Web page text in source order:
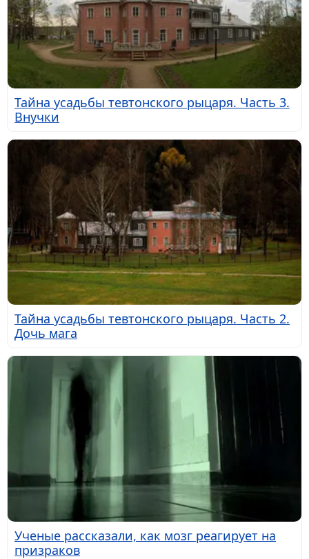
Тайна усадьбы тевтонского рыцаря. Часть 3.
Внучки
Тайна усадьбы тевтонского рыцаря. Часть 2.
Дочь мага
Ученые рассказали, как мозг реагирует на
призраков